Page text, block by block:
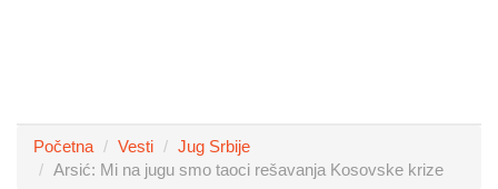
Početna Vesti
Jug Srbije
Arsić: Mi na jugu smo taoci rešavanja Kosovske krize